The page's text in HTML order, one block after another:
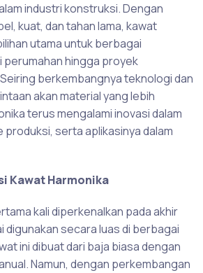
industri konstruksi. Dengan
kuat, dan tahan lama, kawat
utama untuk berbagai
perumahan hingga proyek
berkembangnya teknologi dan
akan material yang lebih
terus mengalami inovasi dalam
produksi, serta aplikasinya dalam
Kawat Harmonika
kali diperkenalkan pada akhir
digunakan secara luas di berbagai
ini dibuat dari baja biasa dengan
Namun, dengan perkembangan